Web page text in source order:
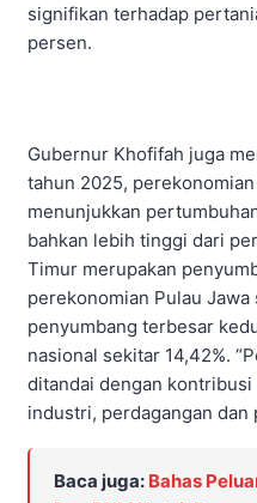
signifikan terhadap
persen.
Gubernur Khofifah juga
tahun 2025,
menunjukkan
bahkan lebih tinggi dari
Timur merupakan
perekonomian Pulau Jawa
penyumbang terbesar
nasional sekitar 14,42%.
ditandai dengan
industri, perdagangan dan
Baca juga: Bahas